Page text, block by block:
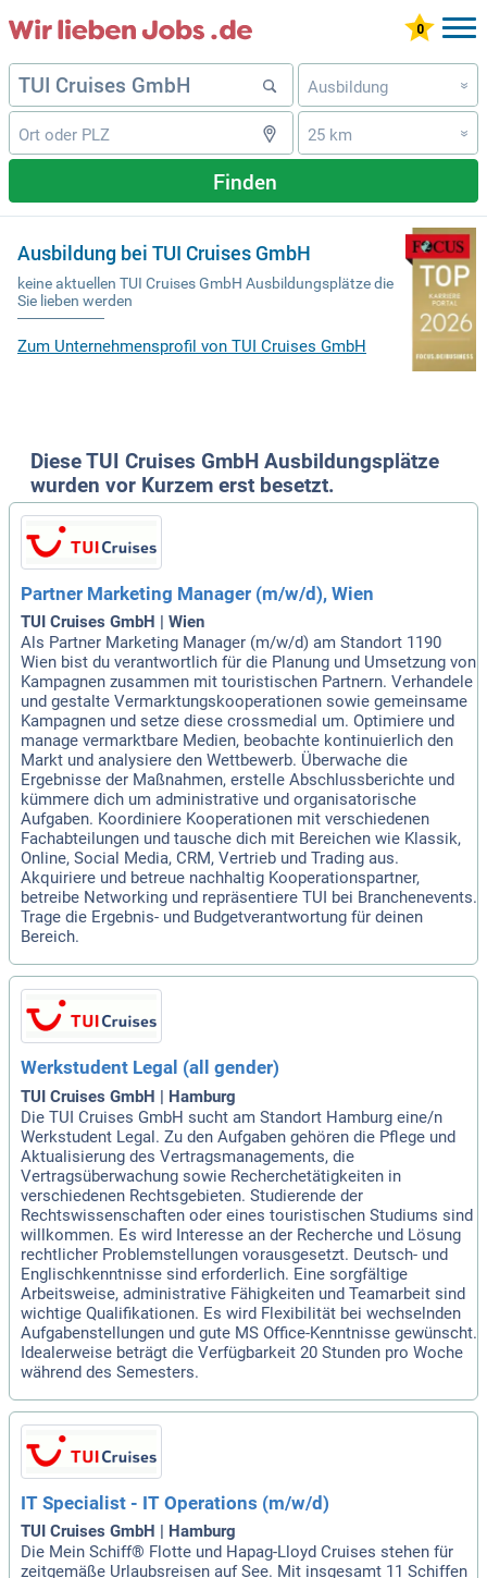
Ausbildung »
25 km »
Finden
Ausbildung bei TUI Cruises GmbH
keine aktuellen TUI Cruises GmbH Ausbildungsplätze die
Sie lieben werden
Zum Unternehmensprofil von TUI Cruises GmbH
Diese TUI Cruises GmbH Ausbildungsplätze
wurden vor Kurzem erst besetzt.
Partner Marketing Manager (m/w/d), Wien
TUI Cruises GmbH | Wien
Als Partner Marketing Manager (m/w/d) am Standort 1190
Wien bist du verantwortlich für die Planung und Umsetzung von
Kampagnen zusammen mit touristischen Partnern. Verhandele
und gestalte Vermarktungskooperationen sowie gemeinsame
Kampagnen und setze diese crossmedial um. Optimiere und
manage vermarktbare Medien, beobachte kontinuierlich den
Markt und analysiere den Wettbewerb. Überwache die
Ergebnisse der Maßnahmen, erstelle Abschlussberichte und
kümmere dich um administrative und organisatorische
Aufgaben. Koordiniere Kooperationen mit verschiedenen
Fachabteilungen und tausche dich mit Bereichen wie Klassik,
Online, Social Media, CRM, Vertrieb und Trading aus.
Akquiriere und betreue nachhaltig Kooperationspartner,
betreibe Networking und repräsentiere TUI bei Branchenevents.
Trage die Ergebnis- und Budgetverantwortung für deinen
Bereich.
Werkstudent Legal (all gender)
TUI Cruises GmbH | Hamburg
Die TUI Cruises GmbH sucht am Standort Hamburg eine/n
Werkstudent Legal. Zu den Aufgaben gehören die Pflege und
Aktualisierung des Vertragsmanagements, die
Vertragsüberwachung sowie Recherchetätigkeiten in
verschiedenen Rechtsgebieten. Studierende der
Rechtswissenschaften oder eines touristischen Studiums sind
willkommen. Es wird Interesse an der Recherche und Lösung
rechtlicher Problemstellungen vorausgesetzt. Deutsch- und
Englischkenntnisse sind erforderlich. Eine sorgfältige
Arbeitsweise, administrative Fähigkeiten und Teamarbeit sind
wichtige Qualifikationen. Es wird Flexibilität bei wechselnden
Aufgabenstellungen und gute MS Office-Kenntnisse gewünscht.
Idealerweise beträgt die Verfügbarkeit 20 Stunden pro Woche
während des Semesters.
IT Specialist - IT Operations (m/w/d)
TUI Cruises GmbH | Hamburg
Die Mein Schiff® Flotte und Hapag-Lloyd Cruises stehen für
zeitgemäße Urlaubsreisen auf See. Mit insgesamt 11 Schiffen